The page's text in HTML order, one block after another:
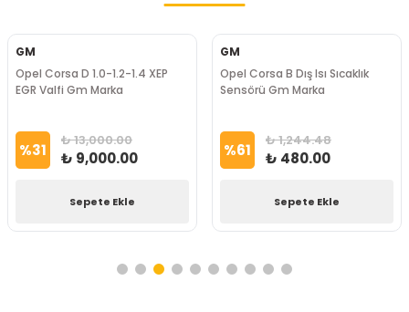
GM
Opel Corsa D 1.0-1.2-1.4 XEP
EGR Valfi Gm Marka
%31 ₺ 13,000.00
₺ 9,000.00
Sepete Ekle
GM
Opel Corsa B Dış Isı Sıcaklık
Sensörü Gm Marka
%61 ₺ 1,244.48
₺ 480.00
Sepete Ekle